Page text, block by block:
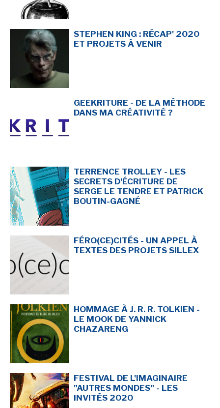
STEPHEN KING : RÉCAP' 2020
ET PROJETS À VENIR
GEEKRITURE - DE LA MÉTHODE
DANS MA CRÉATIVITÉ ?
TERRENCE TROLLEY - LES
SECRETS D'ÉCRITURE DE
SERGE LE TENDRE ET PATRICK
BOUTIN-GAGNÉ
FÉRO(CE)CITÉS - UN APPEL À
TEXTES DES PROJETS SILLEX
HOMMAGE À J. R. R. TOLKIEN -
LE MOOK DE YANNICK
CHAZARENG
FESTIVAL DE L'IMAGINAIRE
"AUTRES MONDES" - LES
INVITÉS 2020